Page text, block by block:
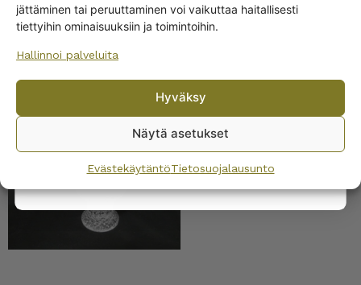
jättäminen tai peruuttaminen voi vaikuttaa haitallisesti
tiettyihin ominaisuuksiin ja toimintoihin.
Hallinnoi palveluita
Hyväksy
Näytä asetukset
EvästekäytäntöTietosuojalausunto
Iittala Ultima Thule
Yes! I want the discount
privacy policy.